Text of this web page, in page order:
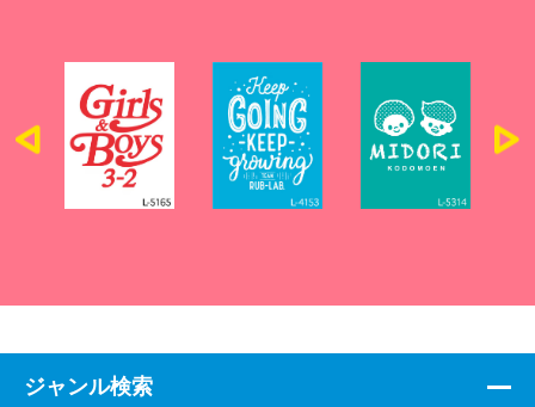
ジャンル検索